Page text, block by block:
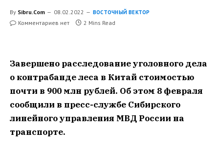
By Sibru.Com 08.02.2022 ВОСТОЧНЫЙ ВЕКТОР
Комментариев нет 2 Mins Read
Завершено расследование уголовного дела
о контрабанде леса в Китай стоимостью
почти в 900 млн рублей. Об этом 8 февраля
сообщили в пресс-службе Сибирского
линейного управления МВД России на
транспорте.